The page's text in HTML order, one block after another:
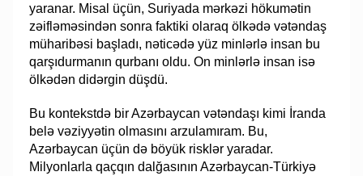
yaranar. Misal üçün, Suriyada mərkəzi hökumətin
zəifləməsindən sonra faktiki olaraq ölkədə vətəndaş
müharibəsi başladı, nəticədə yüz minlərlə insan bu
qarşıdurmanın qurbanı oldu. On minlərlə insan isə
ölkədən didərgin düşdü.
Bu kontekstdə bir Azərbaycan vətəndaşı kimi İranda
belə vəziyyətin olmasını arzulamıram. Bu,
Azərbaycan üçün də böyük risklər yaradar.
Milyonlarla qaçqın dalğasının Azərbaycan-Türkiyə